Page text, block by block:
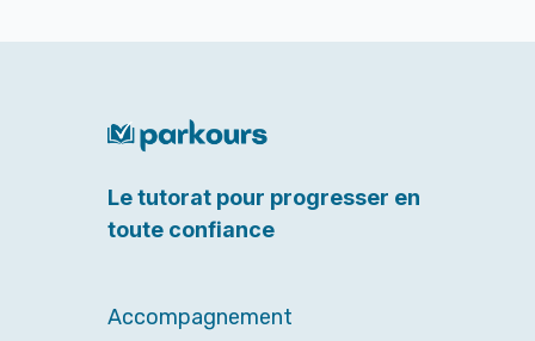
Le tutorat pour progresser en
toute confiance
Accompagnement